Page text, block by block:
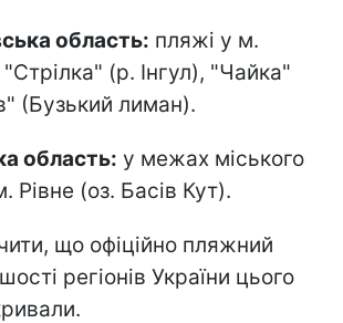
область: пляжі у м.
(р. Інгул), "Чайка"
(Бузький лиман).
область: у межах міського
Рівне (оз. Басів Кут).
що офіційно пляжний
регіонів України цього